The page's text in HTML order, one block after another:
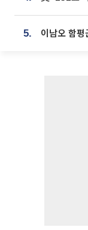
5. 이남오 함